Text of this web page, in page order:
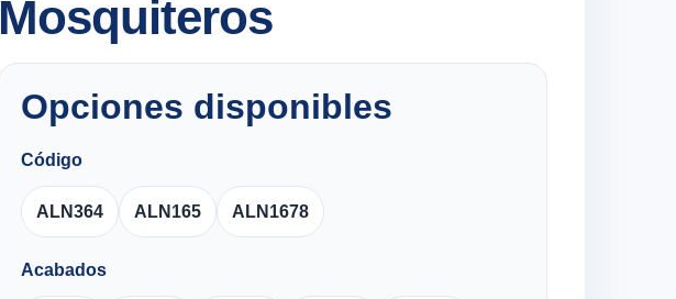
Mosquiteros
Opciones disponibles
Código
ALN364 ALN165 ALN1678
Acabados